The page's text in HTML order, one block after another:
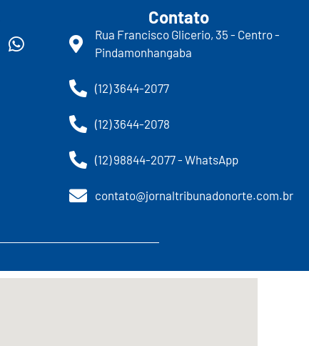
Contato
Rua Francisco Glicerio, 35 - Centro -
Pindamonhangaba
(12) 3644-2077
(12) 3644-2078
(12) 98844-2077 - WhatsApp
contato@jornaltribunadonorte.com.br